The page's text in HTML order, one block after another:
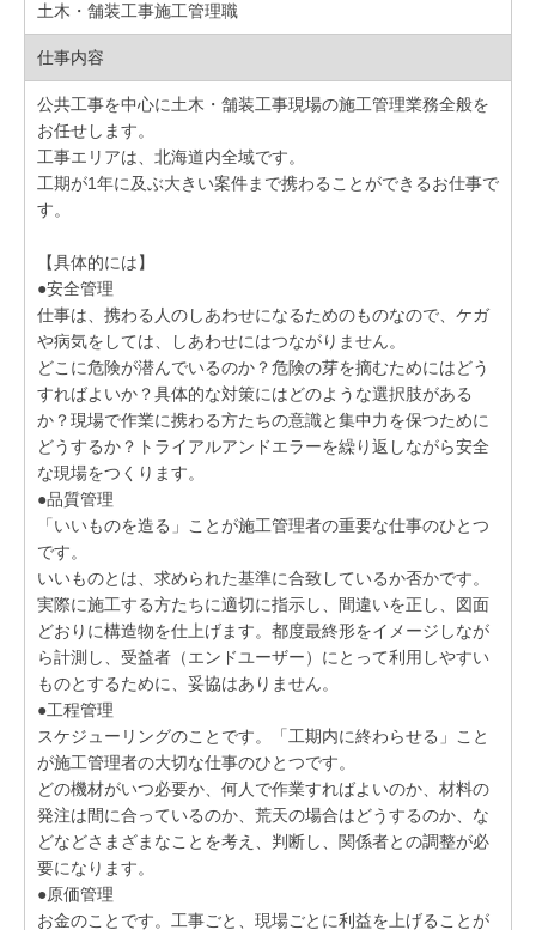
土木・舗装工事施工管理職
仕事内容
公共工事を中心に土木・舗装工事現場の施工管理業務全般を
お任せします。
工事エリアは、北海道内全域です。
工期が1年に及ぶ大きい案件まで携わることができるお仕事で
す。
【具体的には】
●安全管理
仕事は、携わる人のしあわせになるためのものなので、ケガ
や病気をしては、しあわせにはつながりません。
どこに危険が潜んでいるのか？危険の芽を摘むためにはどう
すればよいか？具体的な対策にはどのような選択肢がある
か？現場で作業に携わる方たちの意識と集中力を保つために
どうするか？トライアルアンドエラーを繰り返しながら安全
な現場をつくります。
●品質管理
「いいものを造る」ことが施工管理者の重要な仕事のひとつ
です。
いいものとは、求められた基準に合致しているか否かです。
実際に施工する方たちに適切に指示し、間違いを正し、図面
どおりに構造物を仕上げます。都度最終形をイメージしなが
ら計測し、受益者（エンドユーザー）にとって利用しやすい
ものとするために、妥協はありません。
●工程管理
スケジューリングのことです。「工期内に終わらせる」こと
が施工管理者の大切な仕事のひとつです。
どの機材がいつ必要か、何人で作業すればよいのか、材料の
発注は間に合っているのか、荒天の場合はどうするのか、な
どなどさまざまなことを考え、判断し、関係者との調整が必
要になります。
●原価管理
お金のことです。工事ごと、現場ごとに利益を上げることが